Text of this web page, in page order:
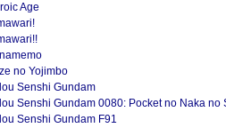
Age
no Yojimbo
Senshi Gundam
Senshi Gundam 0080: Pocket no Naka no
Senshi Gundam F91